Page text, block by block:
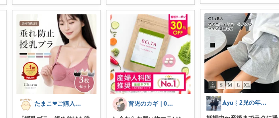
たまこ❤ご購入感謝！ 育児のカギ │0歳からの必須アイテム 𝐀𝐲𝐮︴2児の年子姉妹ママ